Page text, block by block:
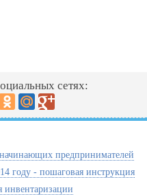
сетях:
предпринимателей
году - пошаговая инструкция
инвентаризации